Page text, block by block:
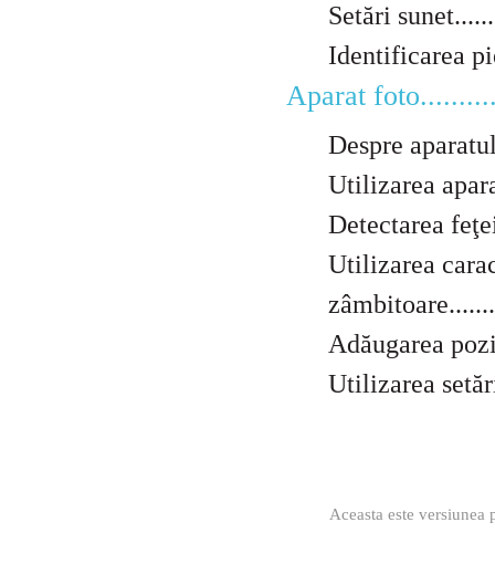
Setări
Identificarea
Aparat
Despre
Utilizarea
Detectarea
Utilizarea
Adăugarea
Utilizarea
Aceasta este